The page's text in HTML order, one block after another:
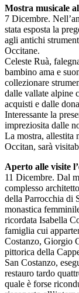
Mostra musicale
7 Dicembre.
stata esposta la
agli antichi
Occitane.
Celeste Ruà,
bambino ama e
collezionare
dalle vallate alpine
acquisti e dalle
Interessante la
impreziosita dalle
La mostra, allestita
Occitan, sarà
Aperto alle visite
11 Dicembre. Dal
complesso
della Parrocchia di
monastica
ricordata Isabella
famiglia cui
Costanzo, Giorgio
pittorica della
San Costanzo,
restauro tardo
quale è forse